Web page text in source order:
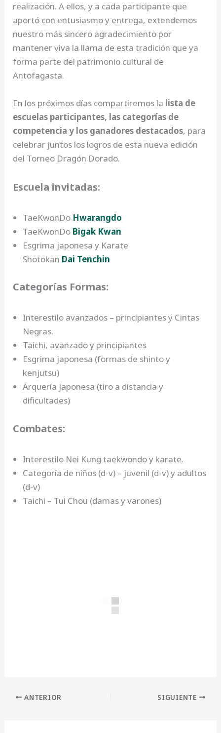
realización. A ellos, y a cada participante que
aportó con entusiasmo y entrega, extendemos
nuestro más sincero agradecimiento por
mantener viva la llama de esta tradición que ya
forma parte del patrimonio cultural de
Antofagasta.
En los próximos días compartiremos la lista de
escuelas participantes, las categorías de
competencia y los ganadores destacados, para
celebrar juntos los logros de esta nueva edición
del Torneo Dragón Dorado.
Escuela invitadas:
TaeKwonDo Hwarangdo
TaeKwonDo Bigak Kwan
Esgrima japonesa y Karate
Shotokan Dai Tenchin
Categorías Formas:
Interestilo avanzados – principiantes y Cintas
Negras.
Taichi, avanzado y principiantes
Esgrima japonesa (formas de shinto y
kenjutsu)
Arquería japonesa (tiro a distancia y
dificultades)
Combates:
Interestilo Nei Kung taekwondo y karate.
Categoría de niños (d-v) – juvenil (d-v) y adultos
(d-v)
Taichi – Tui Chou (damas y varones)
ANTERIOR SIGUIENTE